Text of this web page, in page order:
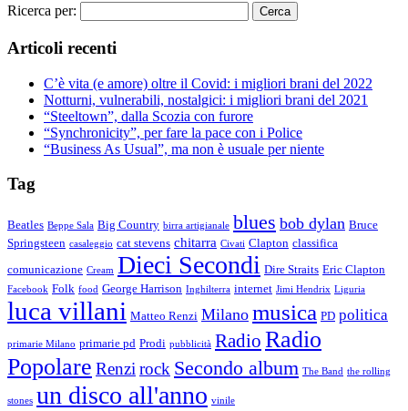
Ricerca per:
Articoli recenti
C’è vita (e amore) oltre il Covid: i migliori brani del 2022
Notturni, vulnerabili, nostalgici: i migliori brani del 2021
“Steeltown”, dalla Scozia con furore
“Synchronicity”, per fare la pace con i Police
“Business As Usual”, ma non è usuale per niente
Tag
Beatles Beppe Sala Big Country birra artigianale blues bob dylan Bruce
Springsteen casaleggio cat stevens chitarra Civati Clapton classifica
comunicazione Cream Dieci Secondi Dire Straits Eric Clapton
Facebook Folk food George Harrison Inghilterra internet Jimi Hendrix Liguria
luca villani Matteo Renzi Milano musica PD politica
primarie Milano primarie pd Prodi pubblicità Radio Radio
Popolare Renzi rock Secondo album The Band the rolling
stones un disco all'anno vinile